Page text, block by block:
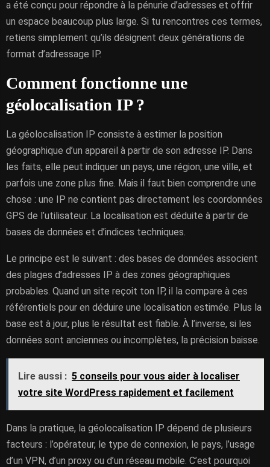
a été conçu pour répondre à la pénurie d’adresses et offrir
un espace beaucoup plus large. Si tu rencontres ces termes,
retiens simplement qu’ils désignent deux générations de
format d’adressage IP.
Comment fonctionne une
géolocalisation IP ?
La géolocalisation IP consiste à estimer la position
géographique d’un appareil à partir de son adresse IP. Dans
les faits, elle peut indiquer un pays, une région, une ville, et
parfois une zone plus fine. Mais il faut bien comprendre une
chose : une IP ne contient pas directement les coordonnées
GPS de l’utilisateur. La localisation est déduite à partir de
bases de données et d’indices techniques.
Le principe est le suivant : des bases de données associent
des plages d’adresses IP à des zones géographiques
probables. Quand un site reçoit ton IP, il la compare à ces
référentiels pour en déduire une localisation estimée. Plus la
base est à jour, plus le résultat est fiable. À l’inverse, si les
données sont anciennes ou incomplètes, la précision baisse.
Lire aussi : 5 conseils pour vous aider à localiser
votre site WordPress rapidement et facilement
Dans la pratique, la géolocalisation IP dépend de plusieurs
facteurs : l’opérateur, le type de connexion, le pays, l’usage
d’un VPN, d’un proxy ou d’un réseau mobile. C’est pourquoi